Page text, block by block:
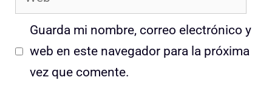
Guarda mi nombre, correo electrónico y
web en este navegador para la próxima
vez que comente.